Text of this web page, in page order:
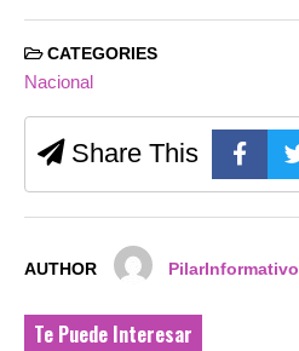
CATEGORIES
Nacional
Share This
AUTHOR PilarInformativo
Te Puede Interesar